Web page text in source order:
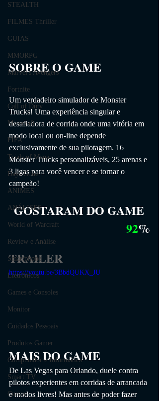
STEALTH
FILMES Thriller
GUIAS
MMORPG
Marvel's Avengers
Fortnite
Call of Duty
Minecraft
FIFA
Trials of Mana
Days Gone
ANIMES
ANÁLISES
World of Warcraft
Review e Análise
Smartphone
Eletrônicos
Games e Consoles
Monitor
Cuidados Pessoais
Produtos Gamer
Computador e Informática
Smart TV
Cursos
SOBRE O GAME
Um verdadeiro simulador de Monster
Trucks! Uma experiência singular e
desafiadora de corrida onde uma vitória em
modo local ou on-line depende
exclusivamente de sua pilotagem. 16
Monster Trucks personalizáveis, 25 arenas e
3 ligas para você vencer e se tornar o
campeão!
GOSTARAM DO GAME
92%
TRAILER
https://youtu.be/3BbdQUKX_JU
MAIS DO GAME
De Las Vegas para Orlando, duele contra
pilotos experientes em corridas de arrancada
e modos livres! Mas antes de poder fazer